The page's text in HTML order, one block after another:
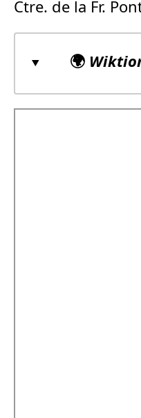
Ctre. de la Fr.
🌍